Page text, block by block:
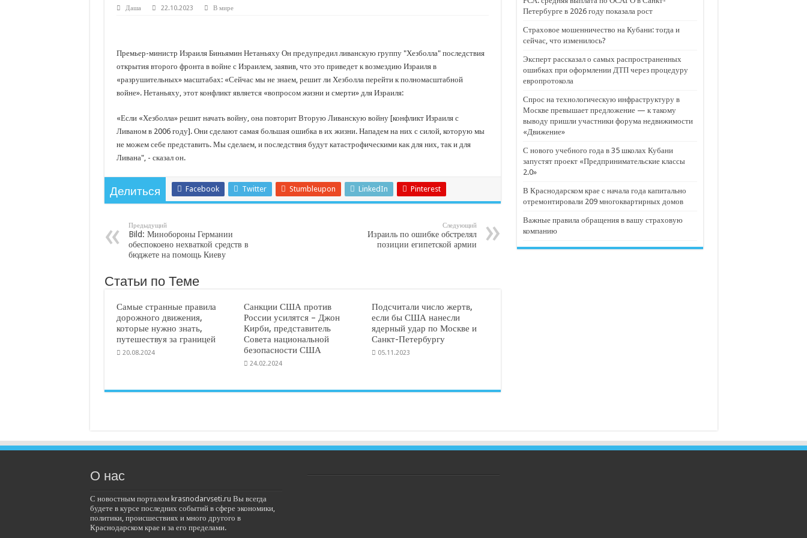
С нового учебного года в 35 школах Кубани запустят проект «Предпринимательские классы 2.0»
В городах и районах Кубани отметили День России
Стартовал прием заявок на 20-й юбилейный молодежный форум «Регион 93»
Даша 22.10.2023 В мире
Премьер-министр Израиля Биньямин Нетаньяху Он предупредил ливанскую группу "Хезболла" последствия
открытия второго фронта в войне с Израилем, заявив, что это приведет к возмездию Израиля в
«разрушительных» масштабах: «Сейчас мы не знаем, решит ли Хезболла перейти к полномасштабной
войне». Нетаньяху, этот конфликт является «вопросом жизни и смерти» для Израиля:
«Если «Хезболла» решит начать войну, она повторит Вторую Ливанскую войну [конфликт Израиля с
Ливаном в 2006 году]. Они сделают самая большая ошибка в их жизни. Нападем на них с силой, которую мы
не можем себе представить. Мы сделаем, и последствия будут катастрофическими как для них, так и для
Ливана", - сказал он.
Делиться Facebook Twitter Stumbleupon LinkedIn Pinterest
Предыдущий
Bild: Минобороны Германии
обеспокоено нехваткой средств в
бюджете на помощь Киеву
Следующий
Израиль по ошибке обстрелял
позиции египетской армии
Статьи по Теме
Самые странные правила
дорожного движения,
которые нужно знать,
путешествуя за границей
20.08.2024
Санкции США против
России усилятся – Джон
Кирби, представитель
Совета национальной
безопасности США
24.02.2024
Подсчитали число жертв,
если бы США нанесли
ядерный удар по Москве и
Санкт-Петербургу
05.11.2023
Петербурге в 2026 году показала рост
Страховое мошенничество на Кубани: тогда и
сейчас, что изменилось?
Эксперт рассказал о самых распространенных
ошибках при оформлении ДТП через процедуру
европротокола
Спрос на технологическую инфраструктуру в
Москве превышает предложение — к такому
выводу пришли участники форума недвижимости
«Движение»
С нового учебного года в 35 школах Кубани
запустят проект «Предпринимательские классы
2.0»
В Краснодарском крае с начала года капитально
отремонтировали 209 многоквартирных домов
Важные правила обращения в вашу страховую
компанию
О нас
С новостным порталом krasnodarvseti.ru Вы всегда
будете в курсе последних событий в сфере экономики,
политики, происшествиях и много другого в
Краснодарском крае и за его пределами.